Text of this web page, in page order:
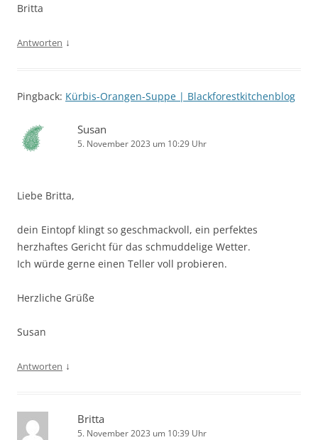
Britta
Antworten ↓
Pingback: Kürbis-Orangen-Suppe | Blackforestkitchenblog
Susan
5. November 2023 um 10:29 Uhr
Liebe Britta,
dein Eintopf klingt so geschmackvoll, ein perfektes
herzhaftes Gericht für das schmuddelige Wetter.
Ich würde gerne einen Teller voll probieren.
Herzliche Grüße
Susan
Antworten ↓
Britta
5. November 2023 um 10:39 Uhr